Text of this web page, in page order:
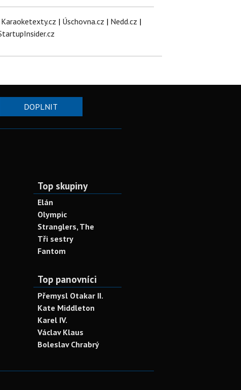
Karaoketexty.cz | Úschovna.cz | Nedd.cz |
DOPLNIT
Top skupiny
Elán
Olympic
Stranglers, The
Tři sestry
Fantom
Top panovníci
Přemysl Otakar II.
Kate Middleton
Karel IV.
Václav Klaus
Boleslav Chrabrý